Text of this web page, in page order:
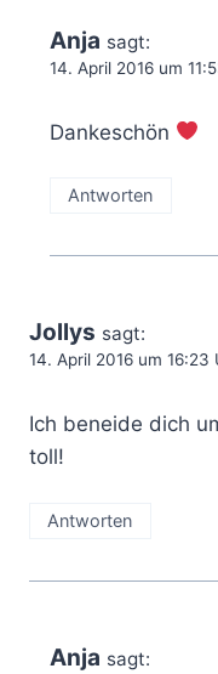
Anja sagt:
14. April 2016 um
Dankeschön
Antworten
Jollys sagt:
14. April 2016 um 16:23
Ich beneide dich
toll!
Antworten
Anja sagt: